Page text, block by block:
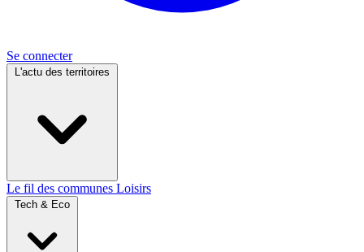
Se connecter
L'actu des territoires
Le fil des communes Loisirs
Tech & Eco